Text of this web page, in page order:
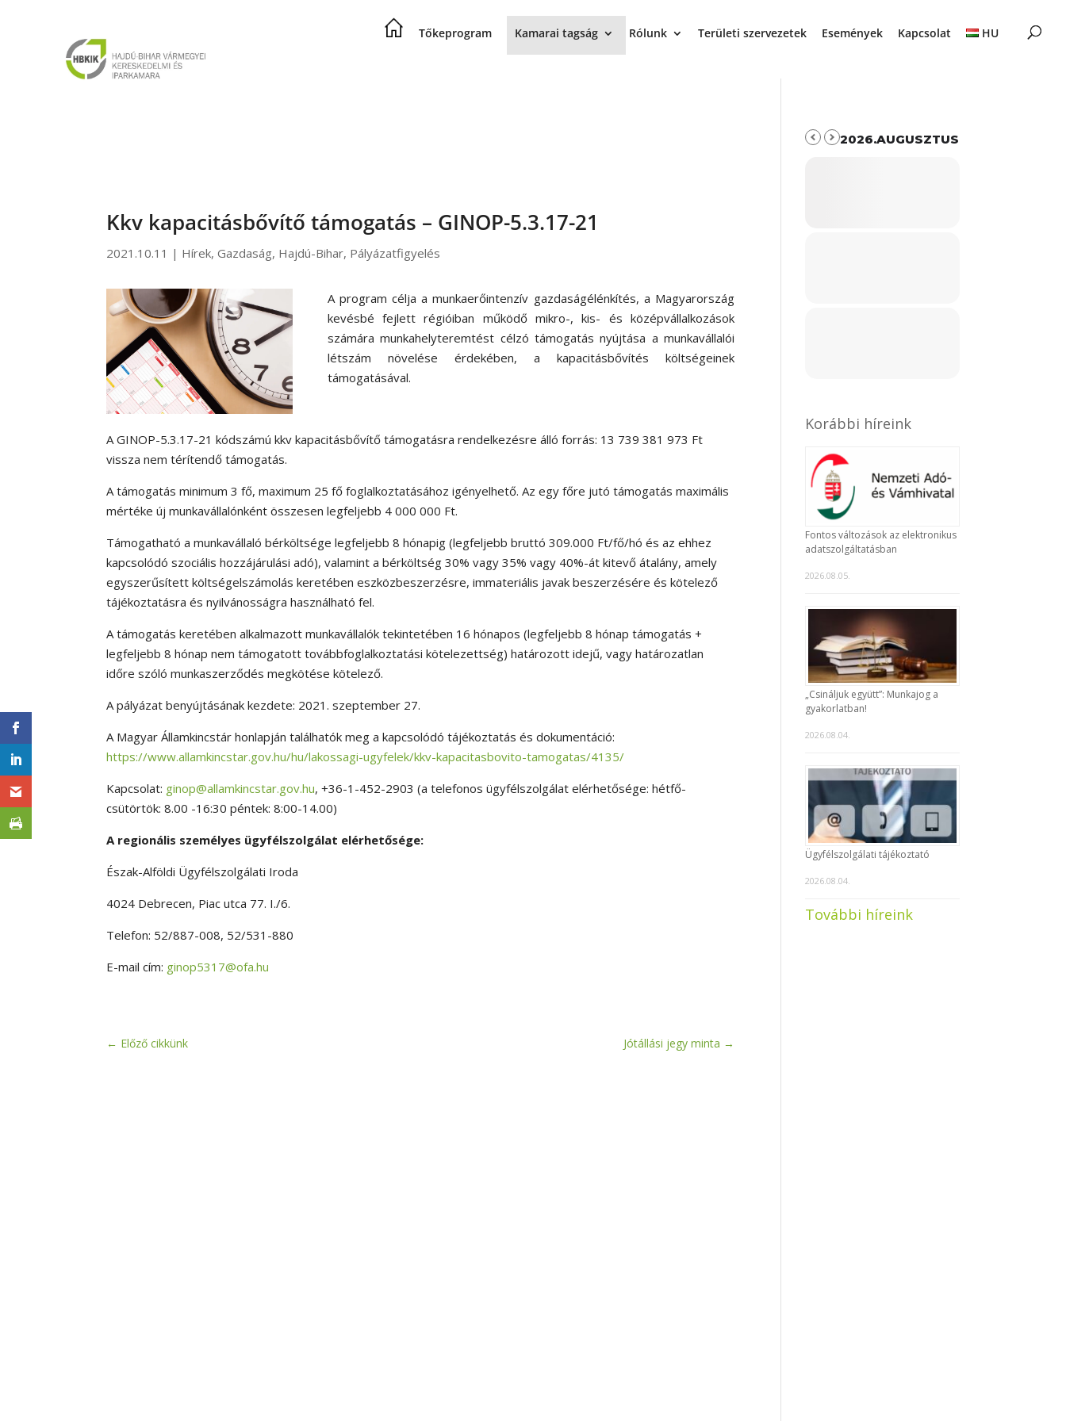
Tőkeprogram Kamarai tagság Rólunk Területi szervezetek Események Kapcsolat HU
Kkv kapacitásbővítő támogatás – GINOP-5.3.17-21
2021.10.11 | Hírek,Gazdaság, Hajdú-Bihar, Pályázatfigyelés
A program célja a munkaerőintenzív gazdaságélénkítés, a Magyarország
kevésbé fejlett régióiban működő mikro-, kis- és középvállalkozások
számára munkahelyteremtést célzó támogatás nyújtása a munkavállalói
létszám növelése érdekében, a kapacitásbővítés költségeinek
támogatásával.
A GINOP-5.3.17-21 kódszámú kkv kapacitásbővítő támogatásra rendelkezésre álló forrás: 13 739 381 973 Ft
vissza nem térítendő támogatás.
A támogatás minimum 3 fő, maximum 25 fő foglalkoztatásához igényelhető. Az egy főre jutó támogatás maximális
mértéke új munkavállalónként összesen legfeljebb 4 000 000 Ft.
Támogatható a munkavállaló bérköltsége legfeljebb 8 hónapig (legfeljebb bruttó 309.000 Ft/fő/hó és az ehhez
kapcsolódó szociális hozzájárulási adó), valamint a bérköltség 30% vagy 35% vagy 40%-át kitevő átalány, amely
egyszerűsített költségelszámolás keretében eszközbeszerzésre, immateriális javak beszerzésére és kötelező
tájékoztatásra és nyilvánosságra használható fel.
A támogatás keretében alkalmazott munkavállalók tekintetében 16 hónapos (legfeljebb 8 hónap támogatás +
legfeljebb 8 hónap nem támogatott továbbfoglalkoztatási kötelezettség) határozott idejű, vagy határozatlan
időre szóló munkaszerződés megkötése kötelező.
A pályázat benyújtásának kezdete: 2021. szeptember 27.
A Magyar Államkincstár honlapján találhatók meg a kapcsolódó tájékoztatás és dokumentáció:
https://www.allamkincstar.gov.hu/hu/lakossagi-ugyfelek/kkv-kapacitasbovito-tamogatas/4135/
Kapcsolat: ginop@allamkincstar.gov.hu, +36-1-452-2903 (a telefonos ügyfélszolgálat elérhetősége: hétfő-
csütörtök: 8.00 -16:30 péntek: 8:00-14.00)
A regionális személyes ügyfélszolgálat elérhetősége:
Észak-Alföldi Ügyfélszolgálati Iroda
4024 Debrecen, Piac utca 77. I./6.
Telefon: 52/887-008, 52/531-880
E-mail cím: ginop5317@ofa.hu
← Előző cikkünk Jótállási jegy minta →
2026.AUGUSZTUS
Korábbi híreink
Fontos változások az elektronikus
adatszolgáltatásban
2026.08.05.
„Csináljuk együtt”: Munkajog a
gyakorlatban!
2026.08.04.
Ügyfélszolgálati tájékoztató
2026.08.04.
További híreink